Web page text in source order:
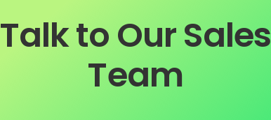
Talk to Our Sales
Team